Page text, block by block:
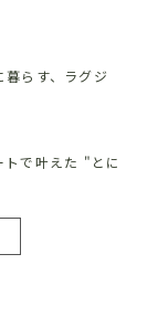
暮らす、ラグジ
トで叶えた "とに